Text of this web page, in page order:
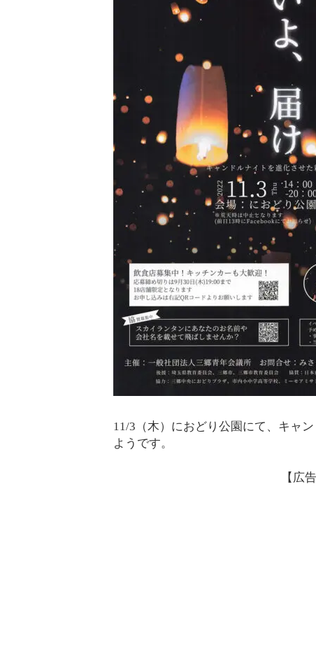
11/3（木）におどり公園にて、キャ
ようです。
【広